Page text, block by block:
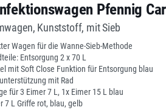
Pfennig
Kunststoff, mit Sieb
Wagen für die Wanne-Sieb-Methode
Entsorgung 2 x 70 L
mit Soft Close Funktion für Entsorgung blau
mit Rad
für 3 Eimer 7 L, 1x Eimer 15 L blau
7 L Griffe rot, blau, gelb